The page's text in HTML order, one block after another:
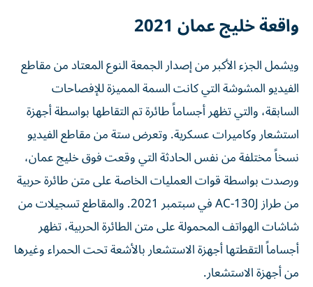
واقعة خليج عمان 2021
ويشمل الجزء الأكبر من إصدار الجمعة النوع المعتاد من مقاطع
الفيديو المشوشة التي كانت السمة المميزة للإفصاحات
السابقة، والتي تظهر أجساماً طائرة تم التقاطها بواسطة أجهزة
استشعار وكاميرات عسكرية. وتعرض ستة من مقاطع الفيديو
نسخاً مختلفة من نفس الحادثة التي وقعت فوق خليج عمان،
ورصدت بواسطة قوات العمليات الخاصة على متن طائرة حربية
من طراز AC-130J في سبتمبر 2021. والمقاطع تسجيلات من
شاشات الهواتف المحمولة على متن الطائرة الحربية، تظهر
أجساماً التقطتها أجهزة الاستشعار بالأشعة تحت الحمراء وغيرها
من أجهزة الاستشعار.